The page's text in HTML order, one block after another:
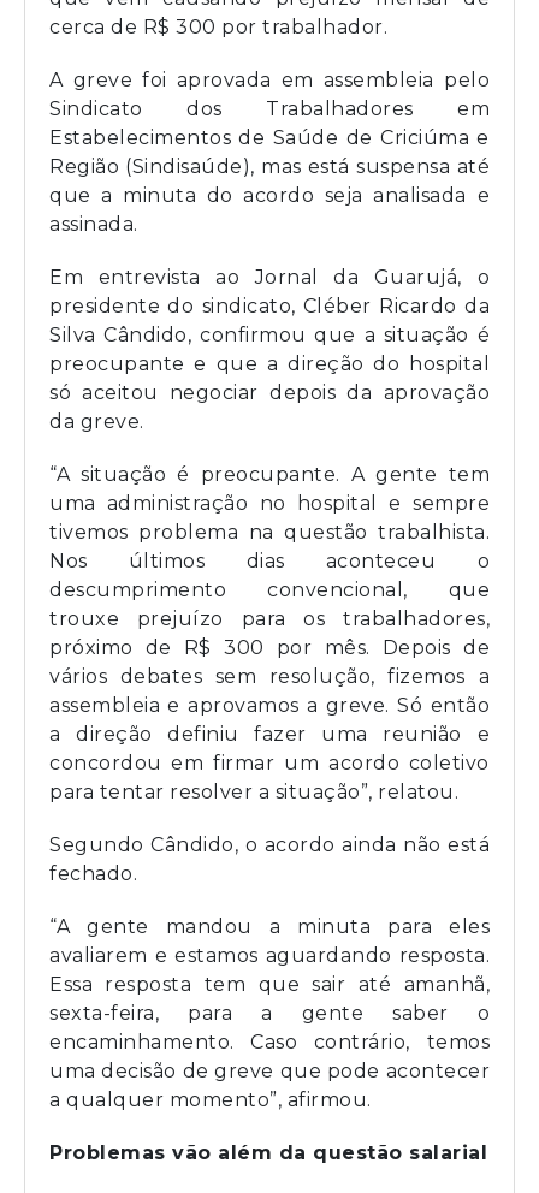
cerca de R$ 300 por trabalhador.
A greve foi aprovada em assembleia pelo
Sindicato dos Trabalhadores em
Estabelecimentos de Saúde de Criciúma e
Região (Sindisaúde), mas está suspensa até
que a minuta do acordo seja analisada e
assinada.
Em entrevista ao Jornal da Guarujá, o
presidente do sindicato, Cléber Ricardo da
Silva Cândido, confirmou que a situação é
preocupante e que a direção do hospital
só aceitou negociar depois da aprovação
da greve.
“A situação é preocupante. A gente tem
uma administração no hospital e sempre
tivemos problema na questão trabalhista.
Nos últimos dias aconteceu o
descumprimento convencional, que
trouxe prejuízo para os trabalhadores,
próximo de R$ 300 por mês. Depois de
vários debates sem resolução, fizemos a
assembleia e aprovamos a greve. Só então
a direção definiu fazer uma reunião e
concordou em firmar um acordo coletivo
para tentar resolver a situação”, relatou.
Segundo Cândido, o acordo ainda não está
fechado.
“A gente mandou a minuta para eles
avaliarem e estamos aguardando resposta.
Essa resposta tem que sair até amanhã,
sexta-feira, para a gente saber o
encaminhamento. Caso contrário, temos
uma decisão de greve que pode acontecer
a qualquer momento”, afirmou.
Problemas vão além da questão salarial